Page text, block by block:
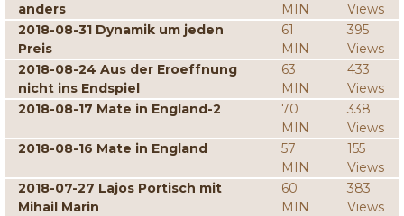
anders
MIN
Views
2018-08-31 Dynamik um jeden
Preis
61
MIN
395
Views
2018-08-24 Aus der Eroeffnung
nicht ins Endspiel
63
MIN
433
Views
2018-08-17 Mate in England-2
70
MIN
338
Views
2018-08-16 Mate in England
57
MIN
155
Views
2018-07-27 Lajos Portisch mit
Mihail Marin
60
MIN
383
Views